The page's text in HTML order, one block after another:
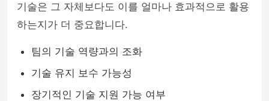
기술은 그 자체보다도 이를 얼마나 효과적으로 활용
하는지가 더 중요합니다.
팀의 기술 역량과의 조화
기술 유지 보수 가능성
장기적인 기술 지원 가능 여부